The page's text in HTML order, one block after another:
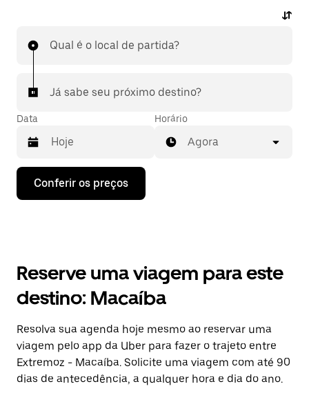
Qual é o local de partida?
Já sabe seu próximo destino?
Data
Pressione
seta
o
e
uma
data.
Pressione
a
tecla
“ESC”
Horário
Agora
Conferir os preços
Reserve uma viagem para este
destino: Macaíba
Resolva sua agenda hoje mesmo ao reservar uma
viagem pelo app da Uber para fazer o trajeto entre
Extremoz - Macaíba. Solicite uma viagem com até 90
dias de antecedência, a qualquer hora e dia do ano.